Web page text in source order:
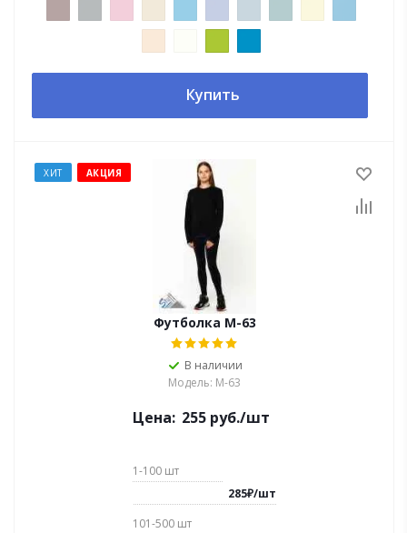
Купить
ХИТ АКЦИЯ
Футболка M-63
В наличии
Модель: M-63
Цена: 255 руб./шт
1-100 шт
285₽/шт
101-500 шт